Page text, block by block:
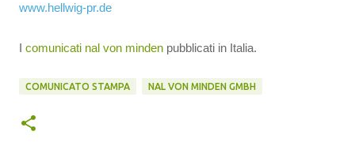
www.hellwig-pr.de
I comunicati nal von minden pubblicati in Italia.
COMUNICATO STAMPA NAL VON MINDEN GMBH